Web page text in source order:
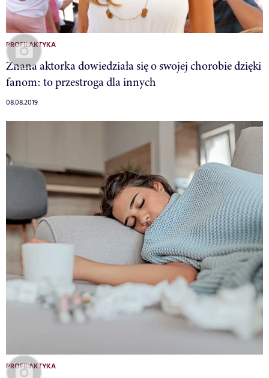
PROFILAKTYKA
Znana aktorka dowiedziała się o swojej chorobie dzięki
fanom: to przestroga dla innych
08.08.2019
PROFILAKTYKA